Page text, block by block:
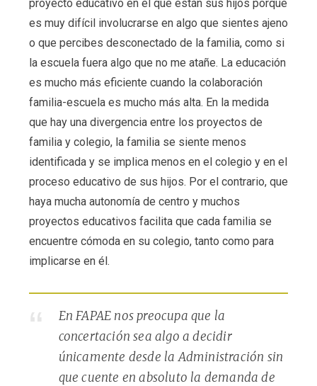
proyecto educativo en el que están sus hijos porque
es muy difícil involucrarse en algo que sientes ajeno
o que percibes desconectado de la familia, como si
la escuela fuera algo que no me atañe. La educación
es mucho más eficiente cuando la colaboración
familia-escuela es mucho más alta. En la medida
que hay una divergencia entre los proyectos de
familia y colegio, la familia se siente menos
identificada y se implica menos en el colegio y en el
proceso educativo de sus hijos. Por el contrario, que
haya mucha autonomía de centro y muchos
proyectos educativos facilita que cada familia se
encuentre cómoda en su colegio, tanto como para
implicarse en él.
En FAPAE nos preocupa que la
concertación sea algo a decidir
únicamente desde la Administración sin
que cuente en absoluto la demanda de